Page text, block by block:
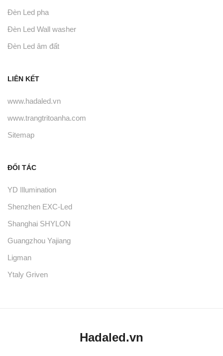
Đèn Led pha
Đèn Led Wall washer
Đèn Led âm đất
LIÊN KẾT
www.hadaled.vn
www.trangtritoanha.com
Sitemap
ĐỐI TÁC
YD Illumination
Shenzhen EXC-Led
Shanghai SHYLON
Guangzhou Yajiang
Ligman
Ytaly Griven
Hadaled.vn